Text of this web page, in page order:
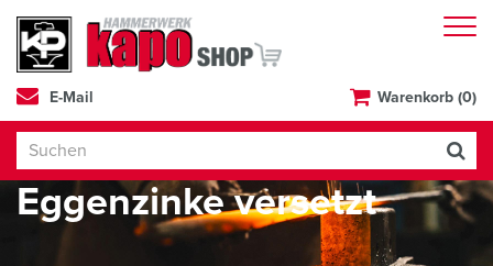
E-Mail Warenkorb (0)
Eggenzinke versetzt